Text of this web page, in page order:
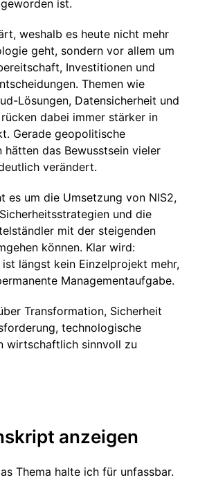
ist.
weshalb es heute nicht mehr
geht, sondern vor allem um
Investitionen und
Themen wie
Lösungen, Datensicherheit und
dabei immer stärker in
Gerade geopolitische
hätten das Bewusstsein vieler
verändert.
es um die Umsetzung von NIS2,
und die
mit der steigenden
können. Klar wird:
längst kein Einzelprojekt mehr,
Managementaufgabe.
Transformation, Sicherheit
technologische
wirtschaftlich sinnvoll zu
anzeigen
Thema halte ich für unfassbar.